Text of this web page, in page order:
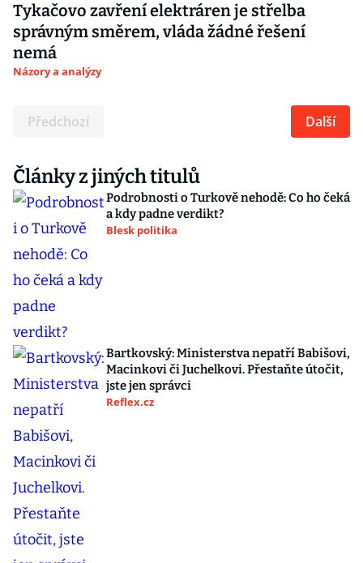
Tykačovo zavření elektráren je střelba
správným směrem, vláda žádné řešení
nemá
Názory a analýzy
Předchozí Další
Články z jiných titulů
Podrobnosti o Turkově nehodě: Co ho čeká
a kdy padne verdikt?
Blesk politika
Bartkovský: Ministerstva nepatří Babišovi,
Macinkovi či Juchelkovi. Přestaňte útočit,
jste jen správci
Reflex.cz